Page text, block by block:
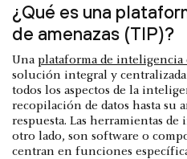
¿Qué es una
de amenazas (TIP)?
Una plataforma de inteligencia
solución integral y
todos los aspectos de la
recopilación de datos hasta su
respuesta. Las herramientas
otro lado, son software o
centran en funciones